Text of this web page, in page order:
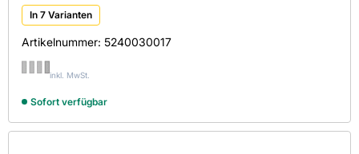
In 7 Varianten
Artikelnummer: 5240030017
inkl. MwSt.
Sofort verfügbar